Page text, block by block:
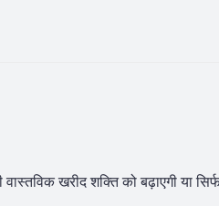
खरीद शक्ति को बढ़ाएगी या